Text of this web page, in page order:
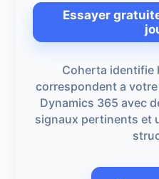
Essayer
Coherta identifie
correspondent a
Dynamics 365 avec
signaux pertinents et